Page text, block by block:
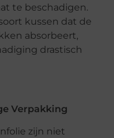
te beschadigen.
kussen dat de
absorbeert,
drastisch
Verpakking
zijn niet